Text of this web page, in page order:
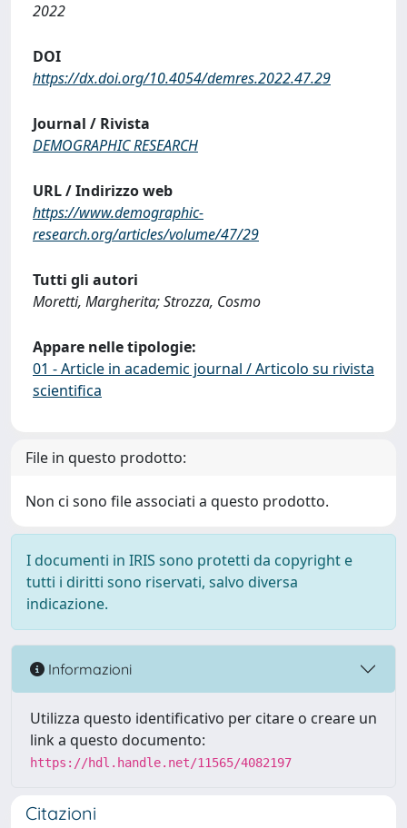
2022
DOI
https://dx.doi.org/10.4054/demres.2022.47.29
Journal / Rivista
DEMOGRAPHIC RESEARCH
URL / Indirizzo web
https://www.demographic-
research.org/articles/volume/47/29
Tutti gli autori
Moretti, Margherita; Strozza, Cosmo
Appare nelle tipologie:
01 - Article in academic journal / Articolo su rivista
scientifica
File in questo prodotto:
Non ci sono file associati a questo prodotto.
I documenti in IRIS sono protetti da copyright e
tutti i diritti sono riservati, salvo diversa
indicazione.
Informazioni
Utilizza questo identificativo per citare o creare un
link a questo documento:
https://hdl.handle.net/11565/4082197
Citazioni